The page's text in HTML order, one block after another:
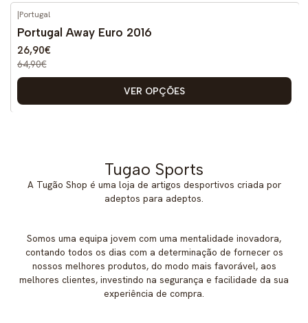
DESCONTO
|Portugal
Portugal Away Euro 2016
26,90€
64,90€
VER OPÇÕES
Tugao Sports
A Tugão Shop é uma loja de artigos desportivos criada por
adeptos para adeptos.
Somos uma equipa jovem com uma mentalidade inovadora,
contando todos os dias com a determinação de fornecer os
nossos melhores produtos, do modo mais favorável, aos
melhores clientes, investindo na segurança e facilidade da sua
experiência de compra.